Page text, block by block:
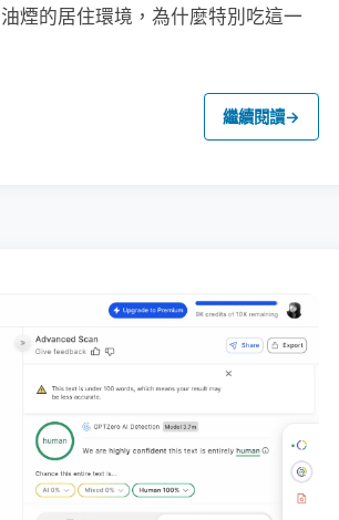
煙的居住環境，為什麼特別吃這一
繼續閱讀→